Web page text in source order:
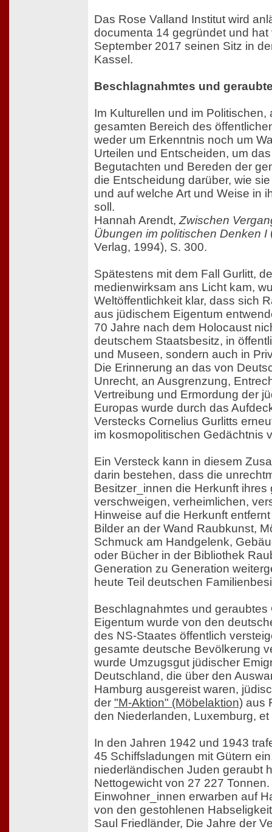
Das Rose Valland Institut wird
documenta 14 gegründet und
September 2017 seinen Sitz in
Kassel.
Beschlagnahmtes und
Im Kulturellen und im Politischen,
gesamten Bereich des
weder um Erkenntnis noch um
Urteilen und Entscheiden, um
Begutachten und Bereden der
die Entscheidung darüber, wie
und auf welche Art und Weise in
soll.
Hannah Arendt,Zwischen
Übungen im politischen Denken I
Verlag, 1994), S. 300.
Spätestens mit dem Fall Gurlitt,
medienwirksam ans Licht kam,
Weltöffentlichkeit klar, dass sich
aus jüdischem Eigentum
70 Jahre nach dem Holocaust
deutschem Staatsbesitz, in
und Museen, sondern auch in
Die Erinnerung an das von
Unrecht, an Ausgrenzung,
Vertreibung und Ermordung der
Europas wurde durch das
Verstecks Cornelius Gurlitts
im kosmopolitischen Gedächtnis
Ein Versteck kann in diesem
darin bestehen, dass die
Besitzer_innen die Herkunft
verschweigen, verheimlichen,
Hinweise auf die Herkunft
Bilder an der Wand Raubkunst,
Schmuck am Handgelenk,
oder Bücher in der Bibliothek
Generation zu Generation
heute Teil deutschen
Beschlagnahmtes und geraubtes
Eigentum wurde von den
des NS-Staates öffentlich
gesamte deutsche Bevölkerung
wurde Umzugsgut jüdischer
Deutschland, die über den
Hamburg ausgereist waren,
der "M-Aktion" (Möbelaktion) aus
den Niederlanden, Luxemburg, et
In den Jahren 1942 und 1943
45 Schiffsladungen mit Gütern
niederländischen Juden geraubt
Nettogewicht von 27 227
Einwohner_innen erwarben auf
von den gestohlenen
Saul Friedländer, Die Jahre der